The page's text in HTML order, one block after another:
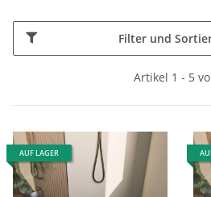
Filter und
Artikel 1 - 5
AUF LAGER